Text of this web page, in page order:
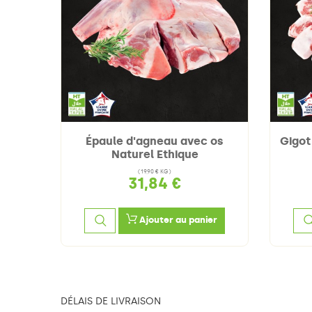
Épaule d'agneau avec os
Naturel Ethique
(19,90 € KG)
31,84 €
Ajouter au panier
DÉLAIS DE LIVRAISON